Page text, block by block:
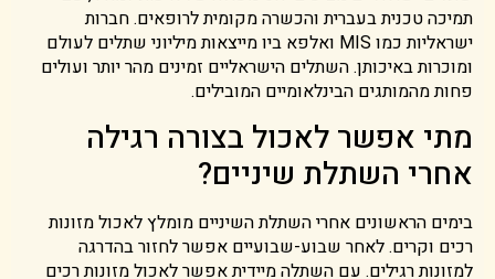
תמיכה טכנית בעברית והכשרה מקומית לרופאים. חברות
ישראליות כמו MIS ואלפא ביו מייצאות מיליוני שתלים לעולם
ומוכרות באיכותן. השתלים הישראליים זמינים מהר יותר ועולים
פחות מהמותגים הבינלאומיים המובילים.
מתי אפשר לאכול בצורה רגילה
אחרי השתלת שיניים?
בימים הראשונים אחרי השתלת השיניים מומלץ לאכול מזונות
רכים וקרים. לאחר שבוע-שבועיים אפשר לחזור בהדרגה
למזונות רגילים. עם השתלה מיידית אפשר לאכול מזונות רכים